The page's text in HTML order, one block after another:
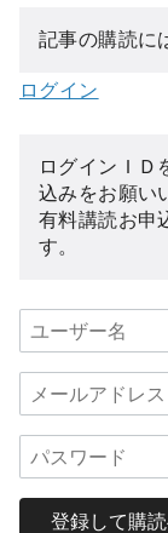
記事の購読に
ログイン
ログインＩＤ
込みをお願い
有料講読お申
す。
登録して購